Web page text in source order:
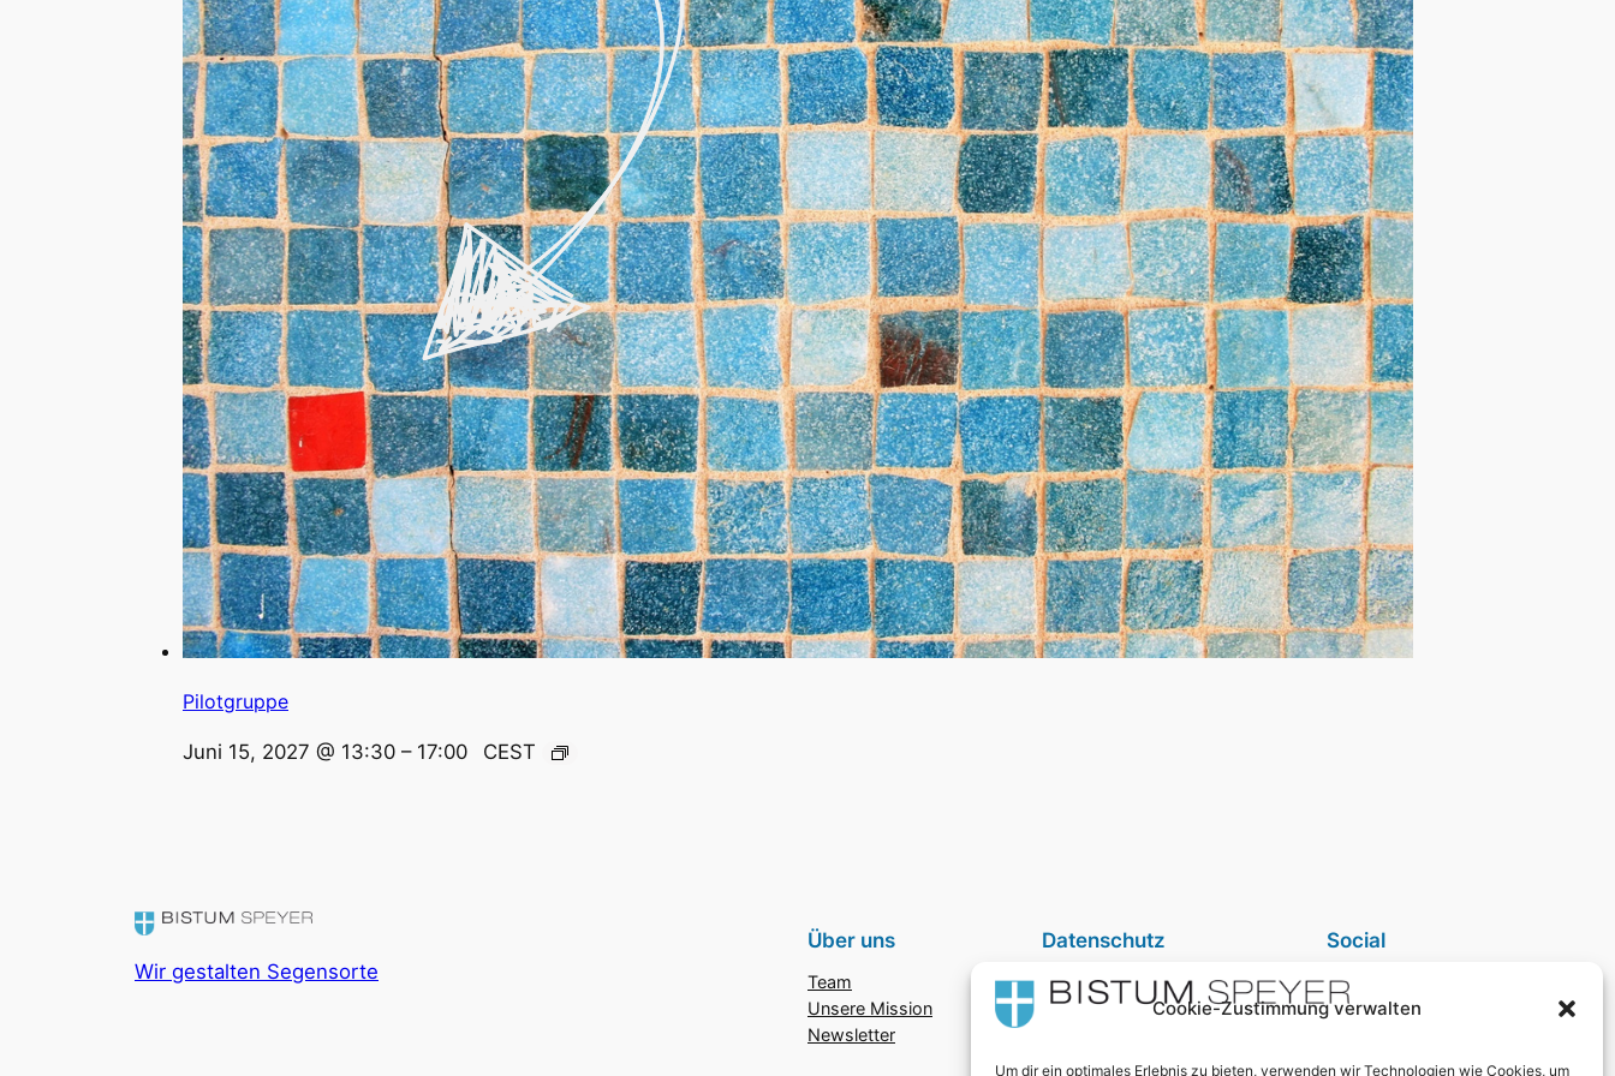
Cookie-Zustimmung verwalten
Um dir ein optimales Erlebnis zu bieten, verwenden wir Technologien wie Cookies, um
Pilotgruppe
Juni 15, 2027 @ 13:30 – 17:00 CEST
Wir gestalten Segensorte
Über uns
Team
Unsere Mission
Newsletter
Datenschutz
Datenschutzerklärung
Impressum
Social
Instagram
Instagram (Bistum)